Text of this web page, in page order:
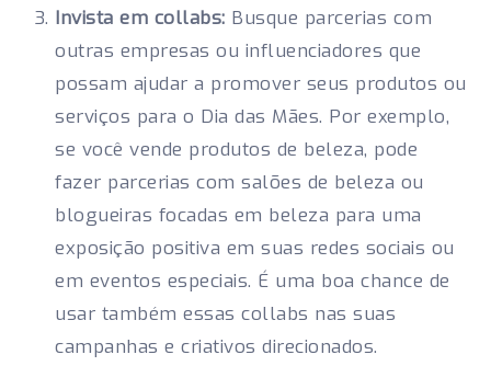
Invista em collabs: Busque parcerias com
outras empresas ou influenciadores que
possam ajudar a promover seus produtos ou
serviços para o Dia das Mães. Por exemplo,
se você vende produtos de beleza, pode
fazer parcerias com salões de beleza ou
blogueiras focadas em beleza para uma
exposição positiva em suas redes sociais ou
em eventos especiais. É uma boa chance de
usar também essas collabs nas suas
campanhas e criativos direcionados.